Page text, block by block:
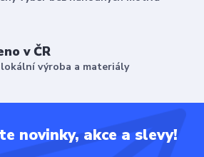
v ČR
výroba a materiály
novinky, akce a slevy!